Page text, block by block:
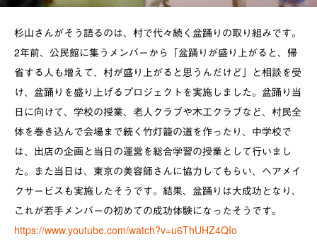
杉山さんがそう語るのは、村で代々続く盆踊りの取り組みです。
2年前、公民館に集うメンバーから「盆踊りが盛り上がると、帰
省する人も増えて、村が盛り上がると思うんだけど」と相談を受
け、盆踊りを盛り上げるプロジェクトを実施しました。盆踊り当
日に向けて、学校の授業、老人クラブや木工クラブなど、村民全
体を巻き込んで会場まで続く竹灯籠の道を作ったり、中学校で
は、出店の企画と当日の運営を総合学習の授業として行いまし
た。また当日は、東京の美容師さんに協力してもらい、ヘアメイ
クサービスも実施したそうです。結果、盆踊りは大成功となり、
これが若手メンバーの初めての成功体験になったそうです。
https://www.youtube.com/watch?v=u6ThUHZ4QIo